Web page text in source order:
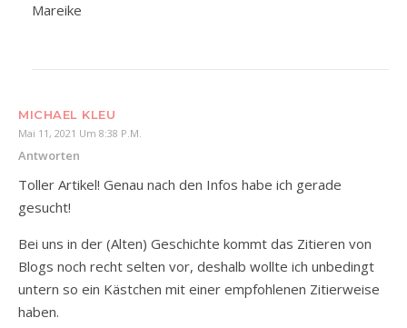
Mareike
MICHAEL KLEU
Mai 11, 2021 Um 8:38 P.m.
Antworten
Toller Artikel! Genau nach den Infos habe ich gerade
gesucht!
Bei uns in der (Alten) Geschichte kommt das Zitieren von
Blogs noch recht selten vor, deshalb wollte ich unbedingt
untern so ein Kästchen mit einer empfohlenen Zitierweise
haben.